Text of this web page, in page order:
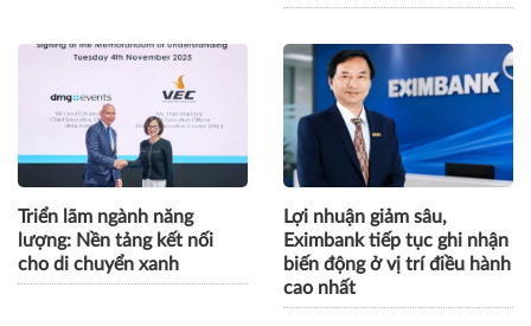
Triển lãm ngành năng
lượng: Nền tảng kết nối
cho di chuyển xanh
Lợi nhuận giảm sâu,
Eximbank tiếp tục ghi nhận
biến động ở vị trí điều hành
cao nhất